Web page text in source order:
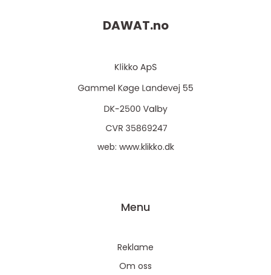
DAWAT.no
web: www.klikko.dk
Menu
Reklame
Om oss